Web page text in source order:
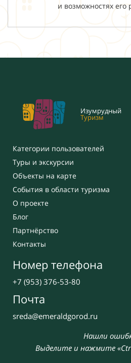
и возможностях его
Изумрудный
Туризм
Категории пользователей
Туры и экскурсии
Объекты на карте
События в области туризма
О проекте
Блог
Партнёрство
Контакты
Номер телефона
+7 (953) 376-53-80
Почта
sreda@emeraldgorod.ru
Нашли
Выделите и нажмите